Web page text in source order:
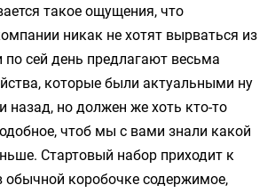
такое ощущения, что
никак не хотят вырваться из
по сей день предлагают весьма
которые были актуальными ну
назад, но должен же хоть кто-то
чтоб мы с вами знали какой
Стартовый набор приходит к
обычной коробочке содержимое,